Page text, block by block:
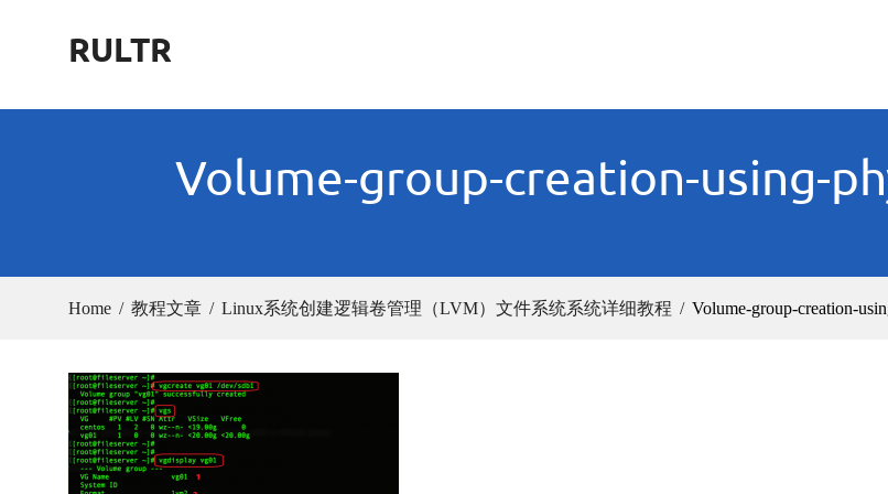
RULTR
Volume-group-creation-using-
Home 教程文章 Linux系统创建逻辑卷管理（LVM）文件系统系统详细教程 Volume-group-creation-